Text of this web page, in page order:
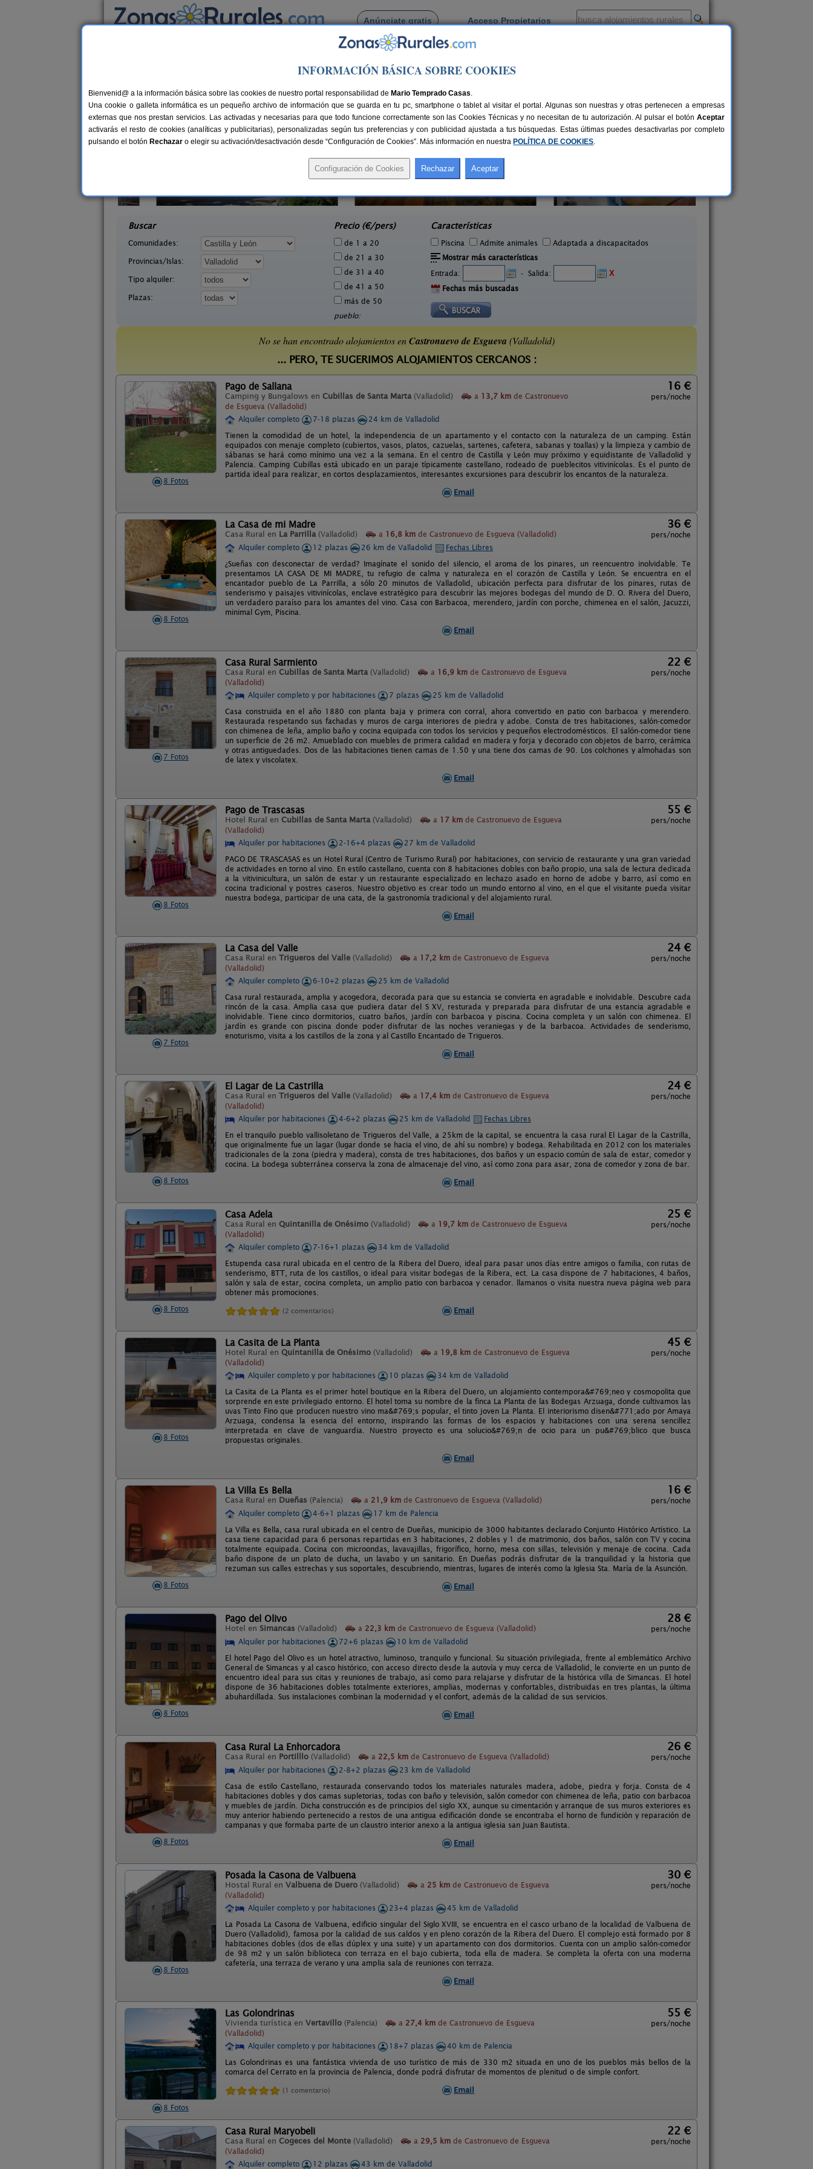
Anúnciate gratis Acceso Propietarios
Busca por pueblo
> Castronuevo de Esgueva
Casas Rurales cerca de Castronuevo de Esgueva
30 €
El Herrero de Pollos
Buscar
Comunidades:
Provincias/Islas:
Tipo alquiler:
Plazas:
Precio (€/pers)
de 1 a 20
de 21 a 30
de 31 a 40
de 41 a 50
más de 50
pueblo:
Características
Piscina Admite animales
Adaptada a discapacitados
Mostrar más características
Entrada:
- Salida:
X
Fechas más buscadas
No se han encontrado alojamientos enCastronuevo de Esgueva (Valladolid)
... PERO, TE SUGERIMOS ALOJAMIENTOS CERCANOS :
8 Fotos
Pago de Sallana
Camping y Bungalows en Cubillas de Santa Marta (Valladolid) a 13,7 km de Castronuevo
de Esgueva (Valladolid)
16 €
pers/noche
Alquiler completo 7-18 plazas
24 km de Valladolid
Tienen la comodidad de un hotel, la independencia de un apartamento y el contacto con la naturaleza de un camping. Están
equipados con menaje completo (cubiertos, vasos, platos, cazuelas, sartenes, cafetera, sabanas y toallas) y la limpieza y cambio de
sábanas se hará como mínimo una vez a la semana. En el centro de Castilla y León muy próximo y equidistante de Valladolid y
Palencia. Camping Cubillas está ubicado en un paraje típicamente castellano, rodeado de pueblecitos vitivinícolas. Es el punto de
partida ideal para realizar, en cortos desplazamientos, interesantes excursiones para descubrir los encantos de la naturaleza.
Email
8 Fotos
La Casa de mi Madre
Casa Rural en La Parrilla (Valladolid) a 16,8 km de Castronuevo de Esgueva (Valladolid)
36 €
pers/noche
Alquiler completo
12 plazas 26 km de Valladolid
Fechas Libres
¿Sueñas con desconectar de verdad? Imagínate el sonido del silencio, el aroma de los pinares, un reencuentro inolvidable. Te
presentamos LA CASA DE MI MADRE, tu refugio de calma y naturaleza en el corazón de Castilla y León. Se encuentra en el
encantador pueblo de La Parrilla, a sólo 20 minutos de Valladolid, ubicación perfecta para disfrutar de los pinares, rutas de
senderismo y paisajes vitivinícolas, enclave estratégico para descubrir las mejores bodegas del mundo de D. O. Rivera del Duero,
un verdadero paraíso para los amantes del vino. Casa con Barbacoa, merendero, jardín con porche, chimenea en el salón, Jacuzzi,
minimal Gym, Piscina.
Email
7 Fotos
Casa Rural Sarmiento
Casa Rural en Cubillas de Santa Marta (Valladolid) a 16,9 km de Castronuevo de Esgueva
(Valladolid)
22 €
pers/noche
Alquiler completo y por habitaciones 7 plazas
25 km de Valladolid
Casa construida en el año 1880 con planta baja y primera con corral, ahora convertido en patio con barbacoa y merendero.
Restaurada respetando sus fachadas y muros de carga interiores de piedra y adobe. Consta de tres habitaciones, salón-comedor
con chimenea de leña, amplio baño y cocina equipada con todos los servicios y pequeños electrodomésticos. El salón-comedor tiene
un superficie de 26 m2. Amueblado con muebles de primera calidad en madera y forja y decorado con objetos de barro, cerámica
y otras antiguedades. Dos de las habitaciones tienen camas de 1.50 y una tiene dos camas de 90. Los colchones y almohadas son
de latex y viscolatex.
Email
8 Fotos
Pago de Trascasas
Hotel Rural en Cubillas de Santa Marta (Valladolid) a 17 km de Castronuevo de Esgueva
(Valladolid)
55 €
pers/noche
Alquiler por habitaciones 2-16+4 plazas
27 km de Valladolid
PAGO DE TRASCASAS es un Hotel Rural (Centro de Turismo Rural) por habitaciones, con servicio de restaurante y una gran variedad
de actividades en torno al vino. En estilo castellano, cuenta con 8 habitaciones dobles con baño propio, una sala de lectura dedicada
a la vitivinicultura, un salón de estar y un restaurante especializado en lechazo asado en horno de adobe y barro, así como en
cocina tradicional y postres caseros. Nuestro objetivo es crear todo un mundo entorno al vino, en el que el visitante pueda visitar
nuestra bodega, participar de una cata, de la gastronomía tradicional y del alojamiento rural.
Email
7 Fotos
La Casa del Valle
Casa Rural en Trigueros del Valle (Valladolid) a 17,2 km de Castronuevo de Esgueva
(Valladolid)
24 €
pers/noche
Alquiler completo 6-10+2 plazas
25 km de Valladolid
Casa rural restaurada, amplia y acogedora, decorada para que su estancia se convierta en agradable e inolvidable. Descubre cada
rincón de la casa. Amplia casa que pudiera datar del S XV, resturada y preparada para disfrutar de una estancia agradable e
inolvidable. Tiene cinco dormitorios, cuatro baños, jardín con barbacoa y piscina. Cocina completa y un salón con chimenea. El
jardín es grande con piscina donde poder disfrutar de las noches veraniegas y de la barbacoa. Actividades de senderismo,
enoturismo, visita a los castillos de la zona y al Castillo Encantado de Trigueros.
Email
8 Fotos
El Lagar de La Castrilla
Casa Rural en Trigueros del Valle (Valladolid) a 17,4 km de Castronuevo de Esgueva
(Valladolid)
24 €
pers/noche
Alquiler por habitaciones 4-6+2 plazas 25 km de Valladolid
Fechas Libres
En el tranquilo pueblo vallisoletano de Trigueros del Valle, a 25km de la capital, se encuentra la casa rural El Lagar de la Castrilla,
que originalmente fue un lagar (lugar donde se hacia el vino, de ahí su nombre) y bodega. Rehabilitada en 2012 con los materiales
tradicionales de la zona (piedra y madera), consta de tres habitaciones, dos baños y un espacio común de sala de estar, comedor y
cocina. La bodega subterránea conserva la zona de almacenaje del vino, así como zona para asar, zona de comedor y zona de bar.
Email
8 Fotos
Casa Adela
Casa Rural en Quintanilla de Onésimo (Valladolid) a 19,7 km de Castronuevo de Esgueva
(Valladolid)
25 €
pers/noche
Alquiler completo 7-16+1 plazas
34 km de Valladolid
Estupenda casa rural ubicada en el centro de la Ribera del Duero, ideal para pasar unos días entre amigos o familia, con rutas de
senderismo, BTT, ruta de los castillos, o ideal para visitar bodegas de la Ribera, ect. La casa dispone de 7 habitaciones, 4 baños,
salón y sala de estar, cocina completa, un amplio patio con barbacoa y cenador. llamanos o visita nuestra nueva página web para
obtener más promociones.
(2 comentarios) Email
8 Fotos
La Casita de La Planta
Hotel Rural en Quintanilla de Onésimo (Valladolid) a 19,8 km de Castronuevo de Esgueva
(Valladolid)
45 €
pers/noche
Alquiler completo y por habitaciones 10 plazas
34 km de Valladolid
La Casita de La Planta es el primer hotel boutique en la Ribera del Duero, un alojamiento contempora&#769;neo y cosmopolita que
sorprende en este privilegiado entorno. El hotel toma su nombre de la finca La Planta de las Bodegas Arzuaga, donde cultivamos las
uvas Tinto Fino que producen nuestro vino ma&#769;s popular, el tinto joven La Planta. El interiorismo disen&#771;ado por Amaya
Arzuaga, condensa la esencia del entorno, inspirando las formas de los espacios y habitaciones con una serena sencillez
interpretada en clave de vanguardia. Nuestro proyecto es una solucio&#769;n de ocio para un pu&#769;blico que busca
propuestas originales.
Email
8 Fotos
La Villa Es Bella
Casa Rural en Dueñas (Palencia) a 21,9 km de Castronuevo de Esgueva (Valladolid)
16 €
pers/noche
Alquiler completo
4-6+1 plazas
17 km de Palencia
La Villa es Bella, casa rural ubicada en el centro de Dueñas, municipio de 3000 habitantes declarado Conjunto Histórico Artístico. La
casa tiene capacidad para 6 personas repartidas en 3 habitaciones, 2 dobles y 1 de matrimonio, dos baños, salón con TV y cocina
totalmente equipada. Cocina con microondas, lavavajillas, frigorífico, horno, mesa con sillas, televisión y menaje de cocina. Cada
baño dispone de un plato de ducha, un lavabo y un sanitario. En Dueñas podrás disfrutar de la tranquilidad y la historia que
rezuman sus calles estrechas y sus soportales, descubriendo, mientras, lugares de interés como la Iglesia Sta. María de la Asunción.
Email
8 Fotos
Pago del Olivo
Hotel en Simancas (Valladolid) a 22,3 km de Castronuevo de Esgueva (Valladolid)
28 €
pers/noche
Alquiler por habitaciones
72+6 plazas
10 km de Valladolid
El hotel Pago del Olivo es un hotel atractivo, luminoso, tranquilo y funcional. Su situación privilegiada, frente al emblemático Archivo
General de Simancas y al casco histórico, con acceso directo desde la autovía y muy cerca de Valladolid, le convierte en un punto de
encuentro ideal para sus citas y reuniones de trabajo, así como para relajarse y disfrutar de la histórica villa de Simancas. El hotel
dispone de 36 habitaciones dobles totalmente exteriores, amplias, modernas y confortables, distribuidas en tres plantas, la última
abuhardillada. Sus instalaciones combinan la modernidad y el confort, además de la calidad de sus servicios.
Email
8 Fotos
Casa Rural La Enhorcadora
Casa Rural en Portilllo (Valladolid) a 22,5 km de Castronuevo de Esgueva (Valladolid)
26 €
pers/noche
Alquiler por habitaciones
2-8+2 plazas
23 km de Valladolid
Casa de estilo Castellano, restaurada conservando todos los materiales naturales madera, adobe, piedra y forja. Consta de 4
habitaciones dobles y dos camas supletorias, todas con baño y televisión, salón comedor con chimenea de leña, patio con barbacoa
y muebles de jardín. Dicha construcción es de principios del siglo XX, aunque su cimentación y arranque de sus muros exteriores es
muy anterior habiendo pertenecido a restos de una antigua edificación donde se encontraba el horno de fundición y reparación de
campanas y que formaba parte de un claustro interior anexo a la antigua iglesia san Juan Bautista.
Email
8 Fotos
Posada la Casona de Valbuena
Hostal Rural en Valbuena de Duero (Valladolid) a 25 km de Castronuevo de Esgueva
(Valladolid)
30 €
pers/noche
Alquiler completo y por habitaciones 23+4 plazas
45 km de Valladolid
La Posada La Casona de Valbuena, edificio singular del Siglo XVIII, se encuentra en el casco urbano de la localidad de Valbuena de
Duero (Valladolid), famosa por la calidad de sus caldos y en pleno corazón de la Ribera del Duero. El complejo está formado por 8
habitaciones dobles (dos de ellas dúplex y una suite) y un apartamento con dos dormitorios. Cuenta con un amplio salón-comedor
de 98 m2 y un salón biblioteca con terraza en el bajo cubierta, toda ella de madera. Se completa la oferta con una moderna
cafetería, una terraza de verano y una amplia sala de reuniones con terraza.
Email
8 Fotos
Las Golondrinas
Vivienda turística en Vertavillo (Palencia) a 27,4 km de Castronuevo de Esgueva
(Valladolid)
55 €
pers/noche
Alquiler completo y por habitaciones 18+7 plazas
40 km de Palencia
Las Golondrinas es una fantástica vivienda de uso turístico de más de 330 m2 situada en uno de los pueblos más bellos de la
comarca del Cerrato en la provincia de Palencia, donde podrá disfrutar de momentos de plenitud o de simple confort.
(1 comentario) Email
Casa Rural Maryobeli
Casa Rural en Cogeces del Monte (Valladolid) a 29,5 km de Castronuevo de Esgueva
(Valladolid)
22 €
pers/noche
Alquiler completo 12 plazas 43 km de Valladolid
INFORMACIÓN BÁSICA SOBRE COOKIES
Bienvenid@ a la información básica sobre las cookies de nuestro portal responsabilidad de Mario Temprado Casas.
Una cookie o galleta informática es un pequeño archivo de información que se guarda en tu pc, smartphone o tablet al visitar el portal. Algunas son nuestras y otras pertenecen a empresas
externas que nos prestan servicios. Las activadas y necesarias para que todo funcione correctamente son las Cookies Técnicas y no necesitan de tu autorización. Al pulsar el botón Aceptar
activarás el resto de cookies (analíticas y publicitarias), personalizadas según tus preferencias y con publicidad ajustada a tus búsquedas. Estas últimas puedes desactivarlas por completo
pulsando el botón Rechazar o elegir su activación/desactivación desde “Configuración de Cookies”. Más información en nuestra POLÍTICA DE COOKIES.